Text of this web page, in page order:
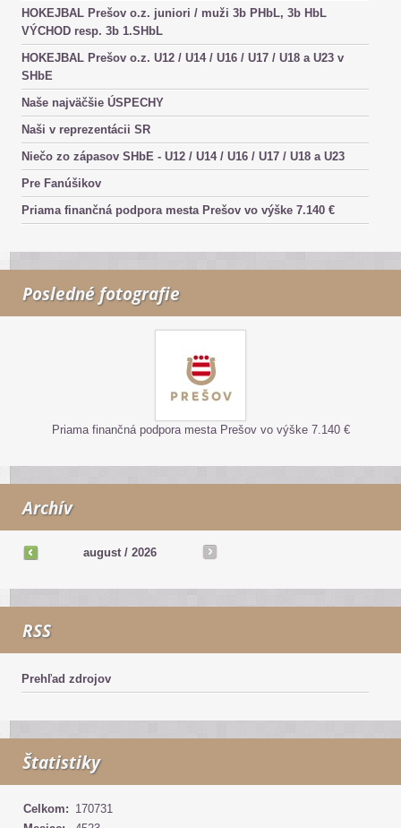
HOKEJBAL Prešov o.z. juniori / muži 3b PHbL, 3b HbL
VÝCHOD resp. 3b 1.SHbL
HOKEJBAL Prešov o.z. U12 / U14 / U16 / U17 / U18 a U23 v
SHbE
Naše najväčšie ÚSPECHY
Naši v reprezentácii SR
Niečo zo zápasov SHbE - U12 / U14 / U16 / U17 / U18 a U23
Pre Fanúšikov
Priama finančná podpora mesta Prešov vo výške 7.140 €
Posledné fotografie
Priama finančná podpora mesta Prešov vo výške 7.140 €
Archív
august / 2026
RSS
Prehľad zdrojov
Štatistiky
Celkom: 170731